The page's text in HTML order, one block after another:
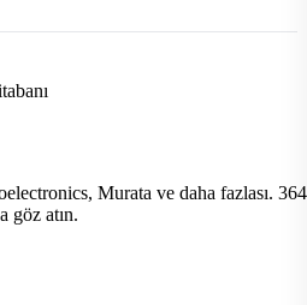
Murata ve daha fazlası. 364
göz atın.